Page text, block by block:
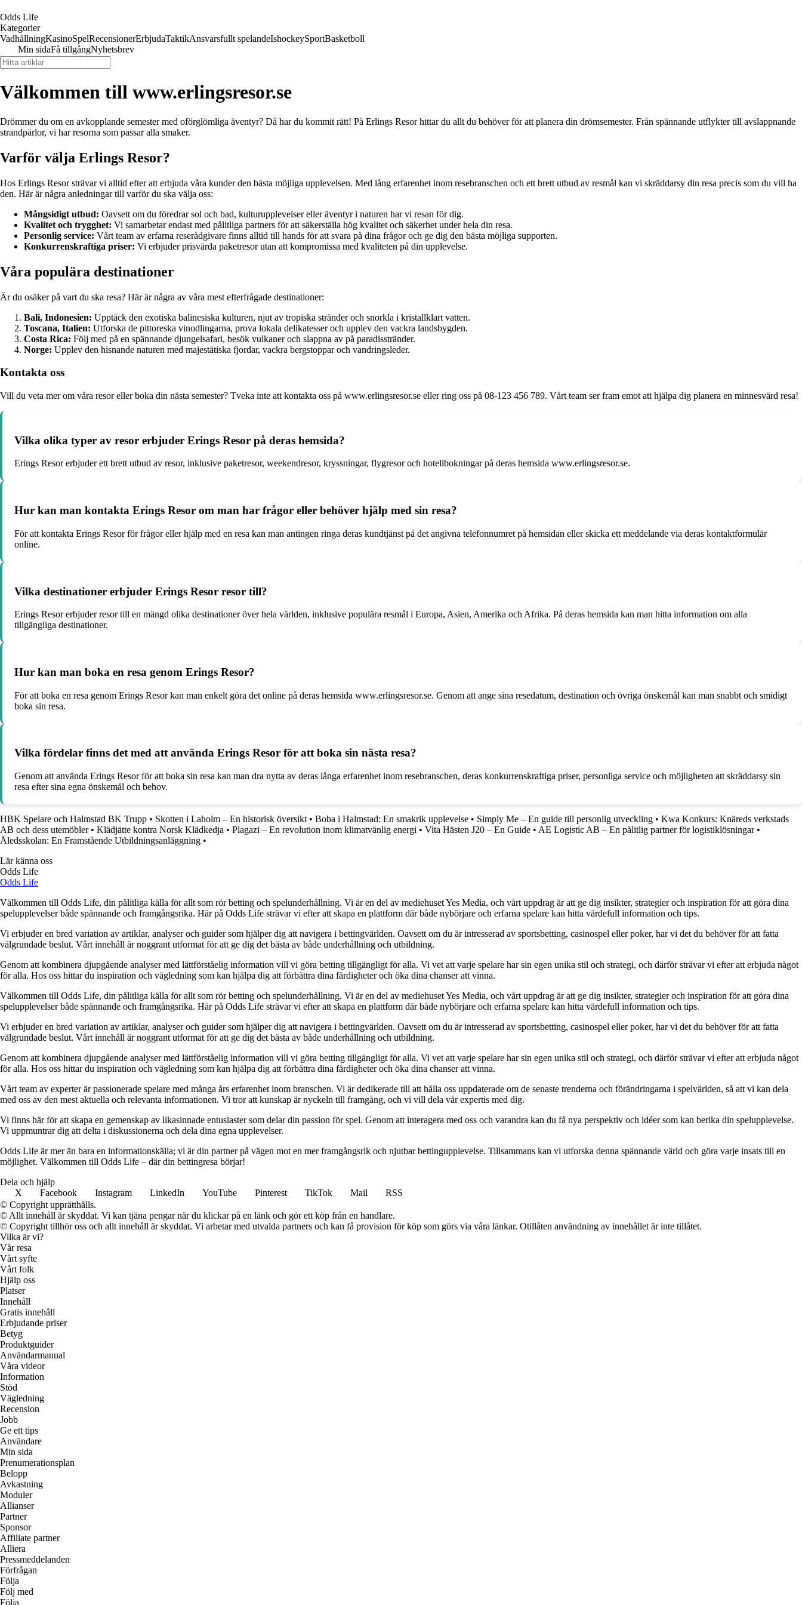
Odds Life
Kategorier
VadhållningKasinoSpelRecensionerErbjudaTaktikAnsvarsfullt spelandeIshockeySportBasketboll
Min sidaFå tillgångNyhetsbrev
Välkommen till www.erlingsresor.se
Drömmer du om en avkopplande semester med oförglömliga äventyr? Då har du kommit rätt! På Erlings Resor hittar du allt du behöver för att planera din drömsemester. Från spännande utflykter till avslappnande
strandpärlor, vi har resorna som passar alla smaker.
Varför välja Erlings Resor?
Hos Erlings Resor strävar vi alltid efter att erbjuda våra kunder den bästa möjliga upplevelsen. Med lång erfarenhet inom resebranschen och ett brett utbud av resmål kan vi skräddarsy din resa precis som du vill ha
den. Här är några anledningar till varför du ska välja oss:
Mångsidigt utbud: Oavsett om du föredrar sol och bad, kulturupplevelser eller äventyr i naturen har vi resan för dig.
Kvalitet och trygghet: Vi samarbetar endast med pålitliga partners för att säkerställa hög kvalitet och säkerhet under hela din resa.
Personlig service: Vårt team av erfarna reserådgivare finns alltid till hands för att svara på dina frågor och ge dig den bästa möjliga supporten.
Konkurrenskraftiga priser: Vi erbjuder prisvärda paketresor utan att kompromissa med kvaliteten på din upplevelse.
Våra populära destinationer
Är du osäker på vart du ska resa? Här är några av våra mest efterfrågade destinationer:
Bali, Indonesien: Upptäck den exotiska balinesiska kulturen, njut av tropiska stränder och snorkla i kristallklart vatten.
Toscana, Italien: Utforska de pittoreska vinodlingarna, prova lokala delikatesser och upplev den vackra landsbygden.
Costa Rica: Följ med på en spännande djungelsafari, besök vulkaner och slappna av på paradisstränder.
Norge: Upplev den hisnande naturen med majestätiska fjordar, vackra bergstoppar och vandringsleder.
Kontakta oss
Vill du veta mer om våra resor eller boka din nästa semester? Tveka inte att kontakta oss på www.erlingsresor.se eller ring oss på 08-123 456 789. Vårt team ser fram emot att hjälpa dig planera en minnesvärd resa!
Vilka olika typer av resor erbjuder Erings Resor på deras hemsida?
Erings Resor erbjuder ett brett utbud av resor, inklusive paketresor, weekendresor, kryssningar, flygresor och hotellbokningar på deras hemsida www.erlingsresor.se.
Hur kan man kontakta Erings Resor om man har frågor eller behöver hjälp med sin resa?
För att kontakta Erings Resor för frågor eller hjälp med en resa kan man antingen ringa deras kundtjänst på det angivna telefonnumret på hemsidan eller skicka ett meddelande via deras kontaktformulär
online.
Vilka destinationer erbjuder Erings Resor resor till?
Erings Resor erbjuder resor till en mängd olika destinationer över hela världen, inklusive populära resmål i Europa, Asien, Amerika och Afrika. På deras hemsida kan man hitta information om alla
tillgängliga destinationer.
Hur kan man boka en resa genom Erings Resor?
För att boka en resa genom Erings Resor kan man enkelt göra det online på deras hemsida www.erlingsresor.se. Genom att ange sina resedatum, destination och övriga önskemål kan man snabbt och smidigt
boka sin resa.
Vilka fördelar finns det med att använda Erings Resor för att boka sin nästa resa?
Genom att använda Erings Resor för att boka sin resa kan man dra nytta av deras långa erfarenhet inom resebranschen, deras konkurrenskraftiga priser, personliga service och möjligheten att skräddarsy sin
resa efter sina egna önskemål och behov.
HBK Spelare och Halmstad BK Trupp • Skotten i Laholm – En historisk översikt • Boba i Halmstad: En smakrik upplevelse • Simply Me – En guide till personlig utveckling • Kwa Konkurs: Knäreds verkstads
AB och dess utemöbler• Klädjätte kontra Norsk Klädkedja • Plagazi – En revolution inom klimatvänlig energi • Vita Hästen J20 – En Guide • AE Logistic AB – En pålitlig partner för logistiklösningar•
Åledsskolan: En Framstående Utbildningsanläggning •
Lär känna oss
Odds Life
Odds Life
Välkommen till Odds Life, din pålitliga källa för allt som rör betting och spelunderhållning. Vi är en del av mediehuset Yes Media, och vårt uppdrag är att ge dig insikter, strategier och inspiration för att göra dina
spelupplevelser både spännande och framgångsrika. Här på Odds Life strävar vi efter att skapa en plattform där både nybörjare och erfarna spelare kan hitta värdefull information och tips.
Vi erbjuder en bred variation av artiklar, analyser och guider som hjälper dig att navigera i bettingvärlden. Oavsett om du är intresserad av sportsbetting, casinospel eller poker, har vi det du behöver för att fatta
välgrundade beslut. Vårt innehåll är noggrant utformat för att ge dig det bästa av både underhållning och utbildning.
Genom att kombinera djupgående analyser med lättförståelig information vill vi göra betting tillgängligt för alla. Vi vet att varje spelare har sin egen unika stil och strategi, och därför strävar vi efter att erbjuda något
för alla. Hos oss hittar du inspiration och vägledning som kan hjälpa dig att förbättra dina färdigheter och öka dina chanser att vinna.
Välkommen till Odds Life, din pålitliga källa för allt som rör betting och spelunderhållning. Vi är en del av mediehuset Yes Media, och vårt uppdrag är att ge dig insikter, strategier och inspiration för att göra dina
spelupplevelser både spännande och framgångsrika. Här på Odds Life strävar vi efter att skapa en plattform där både nybörjare och erfarna spelare kan hitta värdefull information och tips.
Vi erbjuder en bred variation av artiklar, analyser och guider som hjälper dig att navigera i bettingvärlden. Oavsett om du är intresserad av sportsbetting, casinospel eller poker, har vi det du behöver för att fatta
välgrundade beslut. Vårt innehåll är noggrant utformat för att ge dig det bästa av både underhållning och utbildning.
Genom att kombinera djupgående analyser med lättförståelig information vill vi göra betting tillgängligt för alla. Vi vet att varje spelare har sin egen unika stil och strategi, och därför strävar vi efter att erbjuda något
för alla. Hos oss hittar du inspiration och vägledning som kan hjälpa dig att förbättra dina färdigheter och öka dina chanser att vinna.
Vårt team av experter är passionerade spelare med många års erfarenhet inom branschen. Vi är dedikerade till att hålla oss uppdaterade om de senaste trenderna och förändringarna i spelvärlden, så att vi kan dela
med oss av den mest aktuella och relevanta informationen. Vi tror att kunskap är nyckeln till framgång, och vi vill dela vår expertis med dig.
Vi finns här för att skapa en gemenskap av likasinnade entusiaster som delar din passion för spel. Genom att interagera med oss och varandra kan du få nya perspektiv och idéer som kan berika din spelupplevelse.
Vi uppmuntrar dig att delta i diskussionerna och dela dina egna upplevelser.
Odds Life är mer än bara en informationskälla; vi är din partner på vägen mot en mer framgångsrik och njutbar bettingupplevelse. Tillsammans kan vi utforska denna spännande värld och göra varje insats till en
möjlighet. Välkommen till Odds Life – där din bettingresa börjar!
Dela och hjälp
X
Facebook Instagram LinkedIn YouTube Pinterest TikTok Mail
RSS
© Copyright upprätthålls.
© Allt innehåll är skyddat. Vi kan tjäna pengar när du klickar på en länk och gör ett köp från en handlare.
© Copyright tillhör oss och allt innehåll är skyddat. Vi arbetar med utvalda partners och kan få provision för köp som görs via våra länkar. Otillåten användning av innehållet är inte tillåtet.
Vilka är vi?
Vår resa
Vårt syfte
Vårt folk
Hjälp oss
Platser
Innehåll
Gratis innehåll
Erbjudande priser
Betyg
Produktguider
Användarmanual
Våra videor
Information
Stöd
Vägledning
Recension
Jobb
Ge ett tips
Användare
Min sida
Prenumerationsplan
Belopp
Avkastning
Moduler
Allianser
Partner
Sponsor
Affiliate partner
Alliera
Pressmeddelanden
Förfrågan
Följa
Följ med
Följa